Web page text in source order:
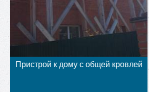
Пристрой к дому с общей кровлей